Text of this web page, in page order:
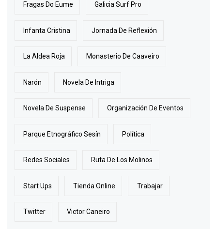
Fragas Do Eume Galicia Surf Pro
Infanta Cristina Jornada De Reflexión
La Aldea Roja Monasterio De Caaveiro
Narón Novela De Intriga
Novela De Suspense Organización De Eventos
Parque Etnográfico Sesín Política
Redes Sociales Ruta De Los Molinos
Start Ups Tienda Online Trabajar
Twitter Victor Caneiro